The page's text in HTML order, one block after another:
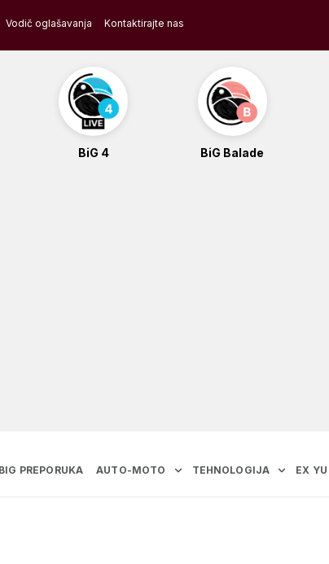
Vodič oglašavanja Kontaktirajte nas
BiG 4 BiG Balade
BIG PREPORUKA AUTO-MOTO TEHNOLOGIJA EX YU